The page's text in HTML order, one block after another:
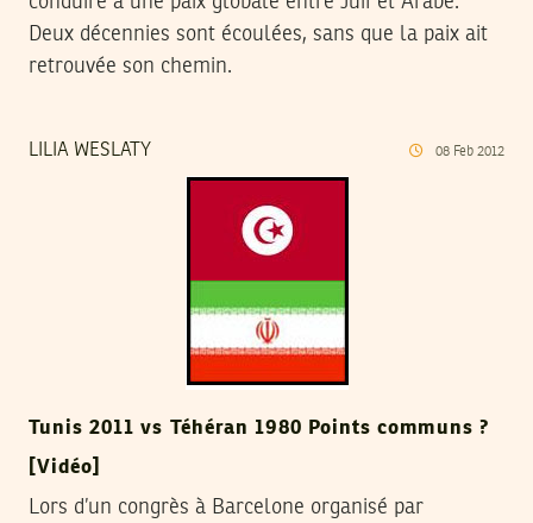
Deux décennies sont écoulées, sans que la paix ait
retrouvée son chemin.
LILIA WESLATY 08 Feb 2012
Tunis 2011 vs Téhéran 1980 Points communs ?
[Vidéo]
Lors d’un congrès à Barcelone organisé par